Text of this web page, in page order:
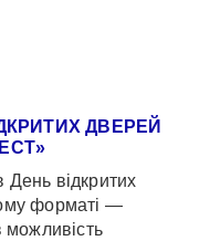
ДВЕРЕЙ
відкритих
форматі —